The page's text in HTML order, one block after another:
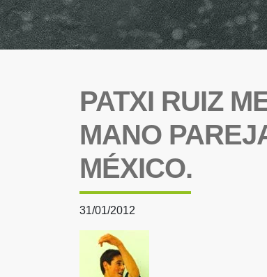
PATXI RUIZ
MANO
MÉXICO.
31/01/2012